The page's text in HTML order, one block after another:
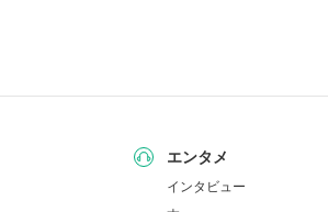
エンタメ
インタビュー